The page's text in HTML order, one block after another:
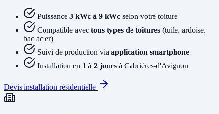
Puissance 3 kWc à 9 kWc selon votre toiture
Compatible avec tous types de toitures (tuile, ardoise,
bac acier)
Suivi de production via application smartphone
Installation en 1 à 2 jours à Cabrières-d'Avignon
Devis installation résidentielle